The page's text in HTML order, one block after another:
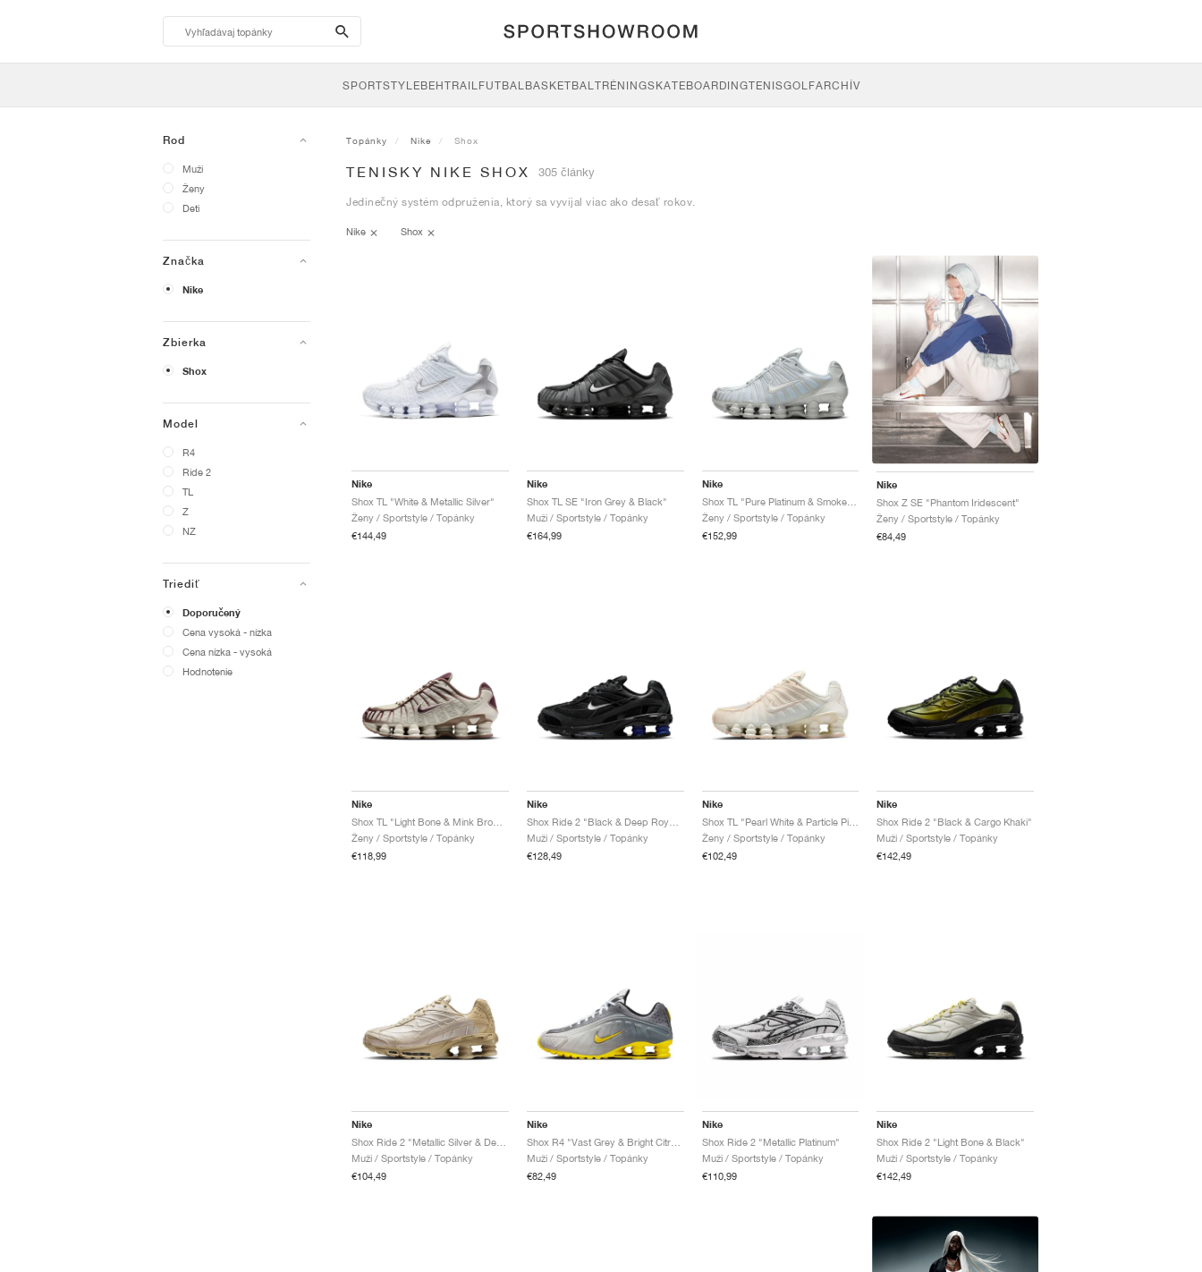
search-
btn
SPORTSTYLEBEHTRAILFUTBALBASKETBALTRÉNINGSKATEBOARDINGTENISGOLFARCHÍV
Rod
Muži
Ženy
Deti
Značka
Nike
Zbierka
Shox
Model
R4
Ride 2
TL
Z
NZ
Triediť
Doporučený
Cena vysoká - nízka
Cena nízka - vysoká
Hodnotenie
Topánky Nike Shox
TENISKY NIKE SHOX 305 články
Jedinečný systém odpruženia, ktorý sa vyvíjal viac ako desať rokov.
Nike Shox
Nike
Shox TL "White & Metallic Silver"
Ženy / Sportstyle / Topánky
€144,49
Nike
Shox TL SE "Iron Grey & Black"
Muži / Sportstyle / Topánky
€164,99
Nike
Shox TL "Pure Platinum & Smoke Grey"
Ženy / Sportstyle / Topánky
€152,99
Nike
Shox Z SE "Phantom Iridescent"
Ženy / Sportstyle / Topánky
€84,49
Nike
Ženy / Sportstyle / Topánky
€118,99
Nike
Shox Ride 2 "Black & Deep Royal Blue"
Muži / Sportstyle / Topánky
€128,49
Nike
Shox TL "Pearl White & Particle Pink"
Ženy / Sportstyle / Topánky
€102,49
Nike
Shox Ride 2 "Black & Cargo Khaki"
Muži / Sportstyle / Topánky
€142,49
Nike
Muži / Sportstyle / Topánky
€104,49
Nike
Shox R4 "Vast Grey & Bright Citron"
Muži / Sportstyle / Topánky
€82,49
Nike
Shox Ride 2 "Metallic Platinum"
Muži / Sportstyle / Topánky
€110,99
Nike
Shox Ride 2 "Light Bone & Black"
Muži / Sportstyle / Topánky
€142,49